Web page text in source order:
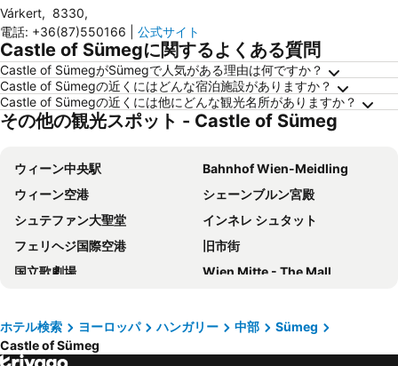
Várkert, 8330,
電話: +36(87)550166 公式サイト
Castle of Sümegに関するよくある質問
Castle of SümegがSümegで人気がある理由は何ですか？
Castle of Sümegの近くにはどんな宿泊施設がありますか？
Castle of Sümegの近くには他にどんな観光名所がありますか？
その他の観光スポット - Castle of Sümeg
ウィーン中央駅
Bahnhof Wien-Meidling
ウィーン空港
シェーンブルン宮殿
シュテファン大聖堂
インネレ シュタット
フェリヘジ国際空港
旧市街
国立歌劇場
Wien Mitte - The Mall
中央市場
Bahnhof Wien Hütteldorf
Deák Ferenc tér metro station
ホテル検索 ヨーロッパ ハンガリー 中部
Sümeg
Castle of Sümeg